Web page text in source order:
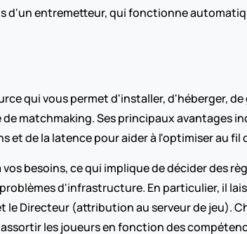
d'un entremetteur, qui fonctionne
qui vous permet d'installer, d'héberger,
matchmaking. Ses principaux avantages
et de la latence pour aider à l'optimiser au fil
besoins, ce qui implique de décider des
d'infrastructure. En particulier, il
Directeur (attribution au serveur de jeu).
les joueurs en fonction des